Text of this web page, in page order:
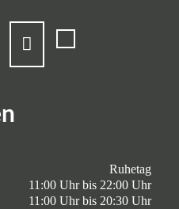
Ruhetag
11:00 Uhr bis 22:00 Uhr
11:00 Uhr bis 20:30 Uhr